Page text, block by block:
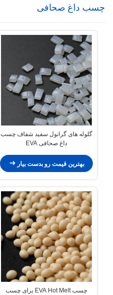
چسب داغ صحافی
گلوله های گرانول سفید شفاف چسب
داغ صحافی EVA
بهترین قیمت رو بدست بیار
چسب EVA Hot Melt برای چسب